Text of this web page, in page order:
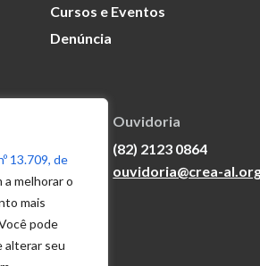
13.709, de
a melhorar o
mais
pode
alterar seu
Cursos e Eventos
Denúncia
Ouvidoria
(82) 2123 0864
ouvidoria@crea-